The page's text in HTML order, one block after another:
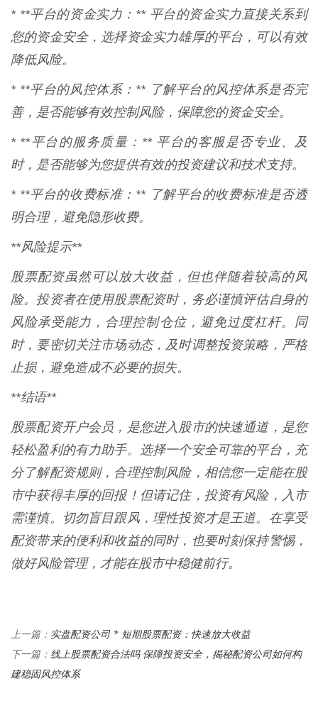
* **平台的资金实力：** 平台的资金实力直接关系到
您的资金安全，选择资金实力雄厚的平台，可以有效
降低风险。
* **平台的风控体系：** 了解平台的风控体系是否完
善，是否能够有效控制风险，保障您的资金安全。
* **平台的服务质量：** 平台的客服是否专业、及
时，是否能够为您提供有效的投资建议和技术支持。
* **平台的收费标准：** 了解平台的收费标准是否透
明合理，避免隐形收费。
**风险提示**
股票配资虽然可以放大收益，但也伴随着较高的风
险。投资者在使用股票配资时，务必谨慎评估自身的
风险承受能力，合理控制仓位，避免过度杠杆。同
时，要密切关注市场动态，及时调整投资策略，严格
止损，避免造成不必要的损失。
**结语**
股票配资开户会员，是您进入股市的快速通道，是您
轻松盈利的有力助手。选择一个安全可靠的平台，充
分了解配资规则，合理控制风险，相信您一定能在股
市中获得丰厚的回报！但请记住，投资有风险，入市
需谨慎。切勿盲目跟风，理性投资才是王道。在享受
配资带来的便利和收益的同时，也要时刻保持警惕，
做好风险管理，才能在股市中稳健前行。
上一篇： 实盘配资公司 * 短期股票配资：快速放大收益
下一篇： 线上股票配资合法吗 保障投资安全，揭秘配资公司如何构
建稳固风控体系